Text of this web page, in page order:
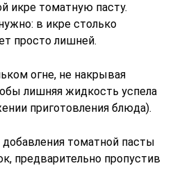
икре томатную пасту.
в икре столько
просто лишней.
огне, не накрывая
лишняя жидкость успела
приготовления блюда).
томатной пасты
предварительно пропустив